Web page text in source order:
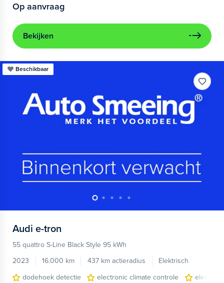
Op aanvraag
Bekijken
Beschikbaar
Audi e-tron
55 quattro S-Line Black Style 95 kWh
2023
16.000 km 437 km actieradius
Elektrisch
dodehoek detectie
electronic climate controle